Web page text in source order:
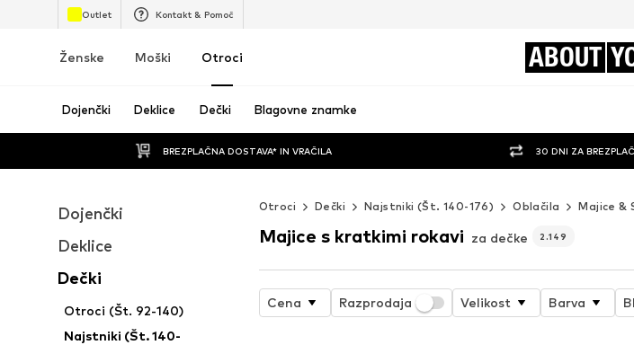
Outlet Kontakt & Pomoč
Ženske Moški Otroci ABOUT
Dojenčki Deklice Dečki Blagovne znamke
BREZPLAČNA DOSTAVA* IN VRAČILA 30 DNI ZA
Dojenčki
Deklice
Dečki
Otroci (Št. 92-140)
Najstniki (Št. 140-
Otroci Dečki Najstniki (Št. 140-176) Oblačila Majice &
Majice s kratkimi rokavi za dečke 2.149
Cena Razprodaja Velikost Barva